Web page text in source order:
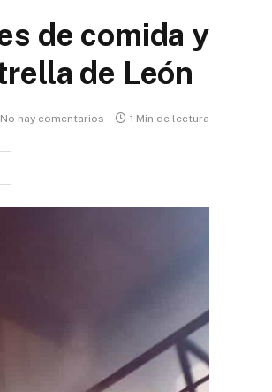
de comida y
de León
No hay comentarios 1 Min de lectura